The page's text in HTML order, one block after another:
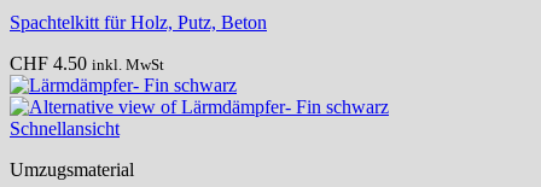
Spachtelkitt für Holz, Putz, Beton
CHF 4.50 inkl. MwSt
Schnellansicht
Umzugsmaterial